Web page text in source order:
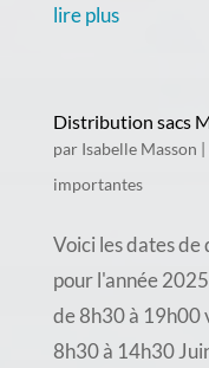
lire plus
Distribution sacs
par Isabelle Masson |
importantes
Voici les dates
pour l'année
de 8h30 à 19h00
8h30 à 14h30